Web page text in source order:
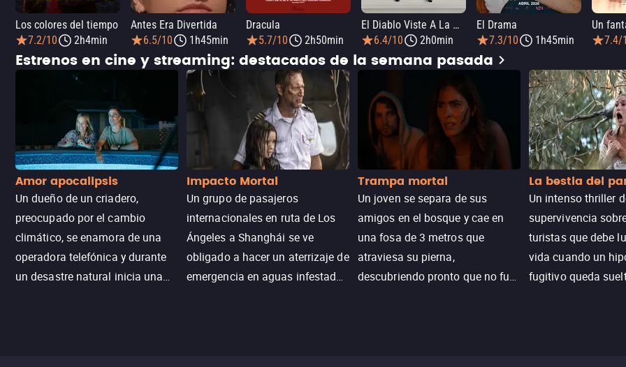
Los colores del tiempo
7.2/10
2h4min
Antes Era Divertida
6.5/10
1h45min
Dracula
5.7/10
2h50min
El Diablo Viste A La Moda 2
6.4/10
2h0min
El Drama
7.3/10
1h45min
7.4/
Estrenos en cine y streaming: destacados de la semana pasada
Amor apocalipsis
Un dueño de un criadero,
preocupado por el cambio
climático, se enamora de una
operadora telefónica y durante
un desastre natural inicia una
Impacto Mortal
Un grupo de pasajeros
internacionales en ruta de Los
Ángeles a Shanghái se ve
obligado a hacer un aterrizaje de
emergencia en aguas infestadas
Trampa mortal
Un joven se separa de sus
amigos en el bosque y cae en
una fosa de 3 metros que
atraviesa su pierna,
descubriendo pronto que no fue
La bestia del
Un intenso thriller
supervivencia
turistas que debe
vida cuando un
fugitivo queda